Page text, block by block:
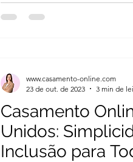
Casamento
Unidos:
Inclusão para
www.casamento-online.com
23 de out. de 2023
3 min de